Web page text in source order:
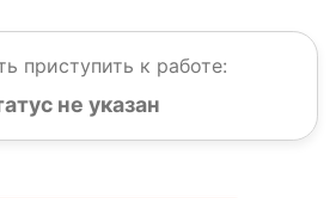
приступить к работе:
не указан